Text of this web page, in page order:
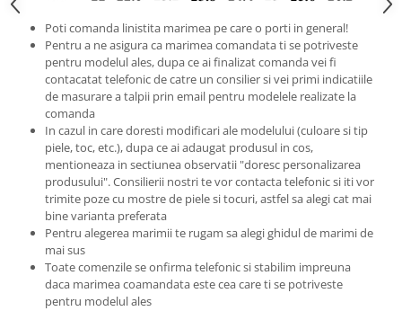
Poti comanda linistita marimea pe care o porti in general!
Pentru a ne asigura ca marimea comandata ti se potriveste
pentru modelul ales, dupa ce ai finalizat comanda vei fi
contacatat telefonic de catre un consilier si vei primi indicatiile
de masurare a talpii prin email pentru modelele realizate la
comanda
In cazul in care doresti modificari ale modelului (culoare si tip
piele, toc, etc.), dupa ce ai adaugat produsul in cos,
mentioneaza in sectiunea observatii "doresc personalizarea
produsului". Consilierii nostri te vor contacta telefonic si iti vor
trimite poze cu mostre de piele si tocuri, astfel sa alegi cat mai
bine varianta preferata
Pentru alegerea marimii te rugam sa alegi ghidul de marimi de
mai sus
Toate comenzile se onfirma telefonic si stabilim impreuna
daca marimea coamandata este cea care ti se potriveste
pentru modelul ales